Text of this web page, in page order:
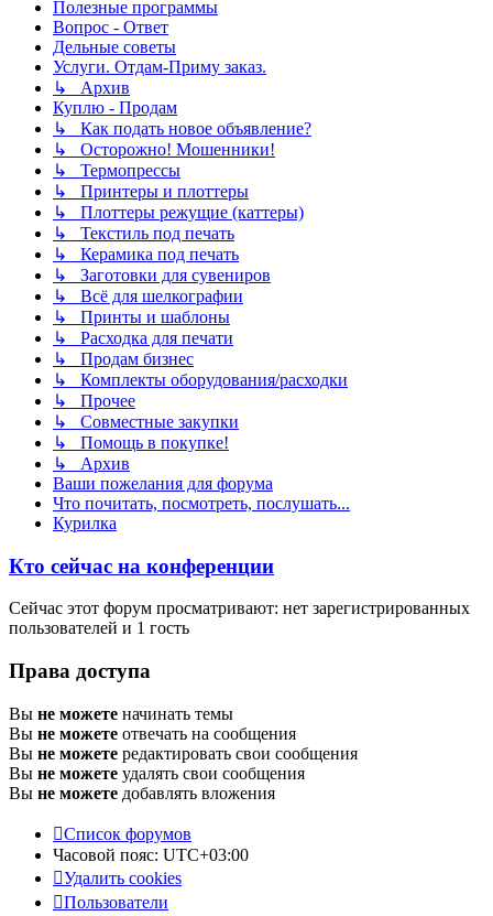
Полезные программы
Вопрос - Ответ
Дельные советы
Услуги. Отдам-Приму заказ.
↳ Архив
Куплю - Продам
↳ Как подать новое объявление?
↳ Осторожно! Мошенники!
↳ Термопрессы
↳ Принтеры и плоттеры
↳ Плоттеры режущие (каттеры)
↳ Текстиль под печать
↳ Керамика под печать
↳ Заготовки для сувениров
↳ Всё для шелкографии
↳ Принты и шаблоны
↳ Расходка для печати
↳ Продам бизнес
↳ Комплекты оборудования/расходки
↳ Прочее
↳ Совместные закупки
↳ Помощь в покупке!
↳ Архив
Ваши пожелания для форума
Что почитать, посмотреть, послушать...
Курилка
Кто сейчас на конференции
Сейчас этот форум просматривают: нет зарегистрированных
пользователей и 1 гость
Права доступа
Вы не можете начинать темы
Вы не можете отвечать на сообщения
Вы не можете редактировать свои сообщения
Вы не можете удалять свои сообщения
Вы не можете добавлять вложения
Список форумов
Часовой пояс: UTC+03:00
Удалить cookies
Пользователи